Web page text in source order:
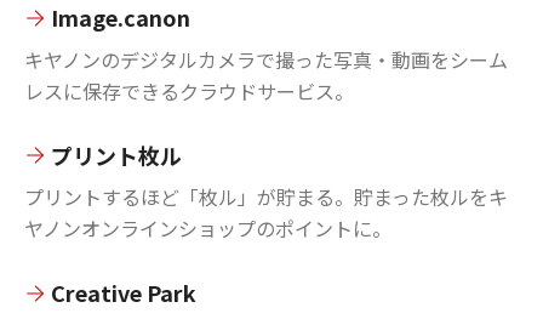
Image.canon
キヤノンのデジタルカメラで撮った写真・動画をシーム
レスに保存できるクラウドサービス。
プリント枚ル
プリントするほど「枚ル」が貯まる。貯まった枚ルをキ
ヤノンオンラインショップのポイントに。
Creative Park